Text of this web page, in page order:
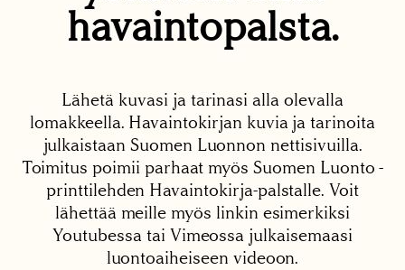
havaintopalsta.
Lähetä kuvasi ja tarinasi alla olevalla
lomakkeella. Havaintokirjan kuvia ja tarinoita
julkaistaan Suomen Luonnon nettisivuilla.
Toimitus poimii parhaat myös Suomen Luonto -
printtilehden Havaintokirja-palstalle. Voit
lähettää meille myös linkin esimerkiksi
Youtubessa tai Vimeossa julkaisemaasi
luontoaiheiseen videoon.